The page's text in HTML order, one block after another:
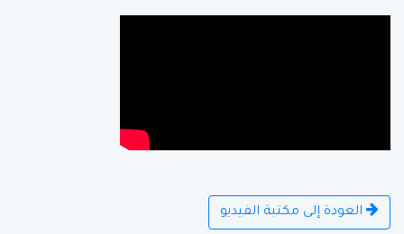
العودة إلى مكتبة الفيديو